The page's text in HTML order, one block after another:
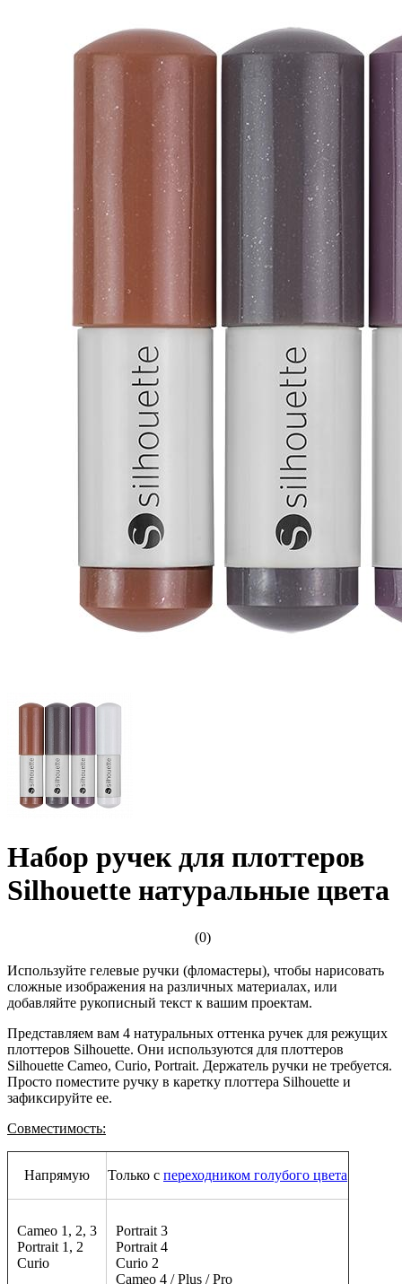
Набор ручек для плоттеров
Silhouette натуральные цвета
(0)
Используйте гелевые ручки (фломастеры), чтобы нарисовать
сложные изображения на различных материалах, или
добавляйте рукописный текст к вашим проектам.
Представляем вам 4 натуральных оттенка ручек для режущих
плоттеров Silhouette. Они используются для плоттеров
Silhouette Cameo, Curio, Portrait. Держатель ручки не требуется.
Просто поместите ручку в каретку плоттера Silhouette и
зафиксируйте ее.
Совместимость:
Напрямую Только с переходником голубого цвета
Cameo 1, 2, 3
Portrait 1, 2
Curio
Portrait 3
Portrait 4
Curio 2
Cameo 4 / Plus / Pro